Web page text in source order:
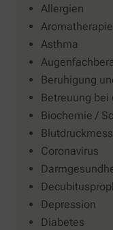
Allergien
Aromatherapie
Asthma
Beruhigung
Betreuung
Biochemie /
Coronavirus
Depression
Diabetes